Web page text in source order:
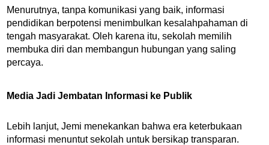
Menurutnya, tanpa komunikasi yang baik, informasi
pendidikan berpotensi menimbulkan kesalahpahaman di
tengah masyarakat. Oleh karena itu, sekolah memilih
membuka diri dan membangun hubungan yang saling
percaya.
Media Jadi Jembatan Informasi ke Publik
Lebih lanjut, Jemi menekankan bahwa era keterbukaan
informasi menuntut sekolah untuk bersikap transparan.